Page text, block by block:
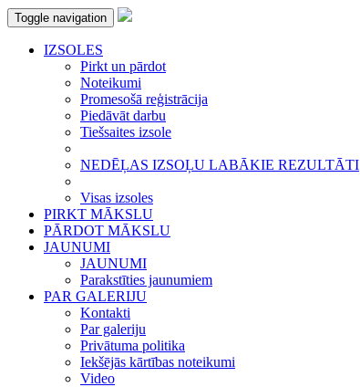
Toggle navigation
IZSOLES
Pirkt un pārdot
Noteikumi
Promesošā reģistrācija
Piedāvāt darbu
Tiešsaites izsole
NEDĒĻAS IZSOĻU LABĀKIE REZULTĀTI
Visas izsoles
PIRKT MĀKSLU
PĀRDOT MĀKSLU
JAUNUMI
JAUNUMI
Parakstīties jaunumiem
PAR GALERIJU
Kontakti
Par galeriju
Privātuma politika
Iekšējās kārtības noteikumi
Video